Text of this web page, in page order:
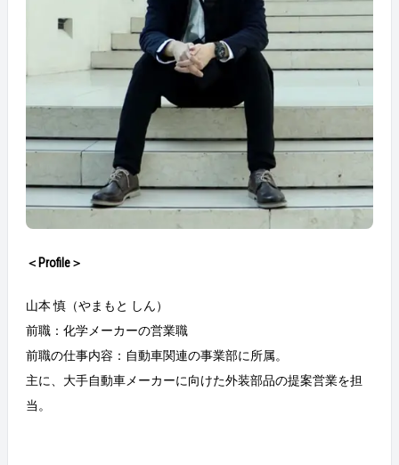
＜Profile＞
山本 慎（やまもと しん）
前職：化学メーカーの営業職
前職の仕事内容：自動車関連の事業部に所属。
主に、大手自動車メーカーに向けた外装部品の提案営業を担
当。